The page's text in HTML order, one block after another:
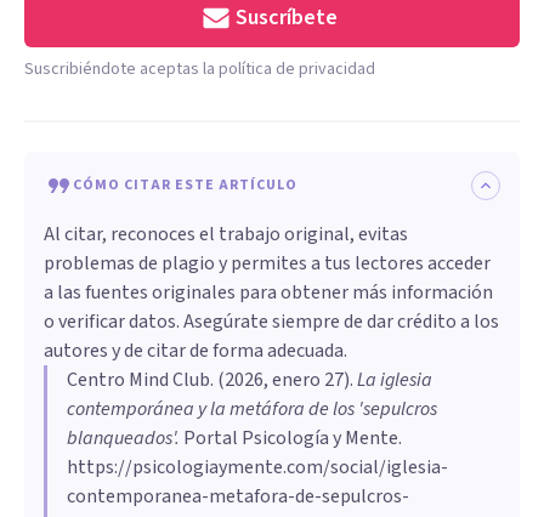
Suscríbete
Suscribiéndote aceptas la política de privacidad
CÓMO CITAR ESTE ARTÍCULO
Al citar, reconoces el trabajo original, evitas
problemas de plagio y permites a tus lectores acceder
a las fuentes originales para obtener más información
o verificar datos. Asegúrate siempre de dar crédito a los
autores y de citar de forma adecuada.
Centro Mind Club. (2026, enero 27).La iglesia
contemporánea y la metáfora de los 'sepulcros
blanqueados'. Portal Psicología y Mente.
https://psicologiaymente.com/social/iglesia-
contemporanea-metafora-de-sepulcros-